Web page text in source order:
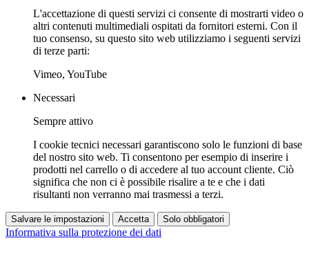
L'accettazione di questi servizi ci consente di mostrarti video o
altri contenuti multimediali ospitati da fornitori esterni. Con il
tuo consenso, su questo sito web utilizziamo i seguenti servizi
di terze parti:
Vimeo, YouTube
Necessari
Sempre attivo
I cookie tecnici necessari garantiscono solo le funzioni di base
del nostro sito web. Ti consentono per esempio di inserire i
prodotti nel carrello o di accedere al tuo account cliente. Ciò
significa che non ci è possibile risalire a te e che i dati
risultanti non verranno mai trasmessi a terzi.
Salvare le impostazioni Accetta Solo obbligatori
Informativa sulla protezione dei dati